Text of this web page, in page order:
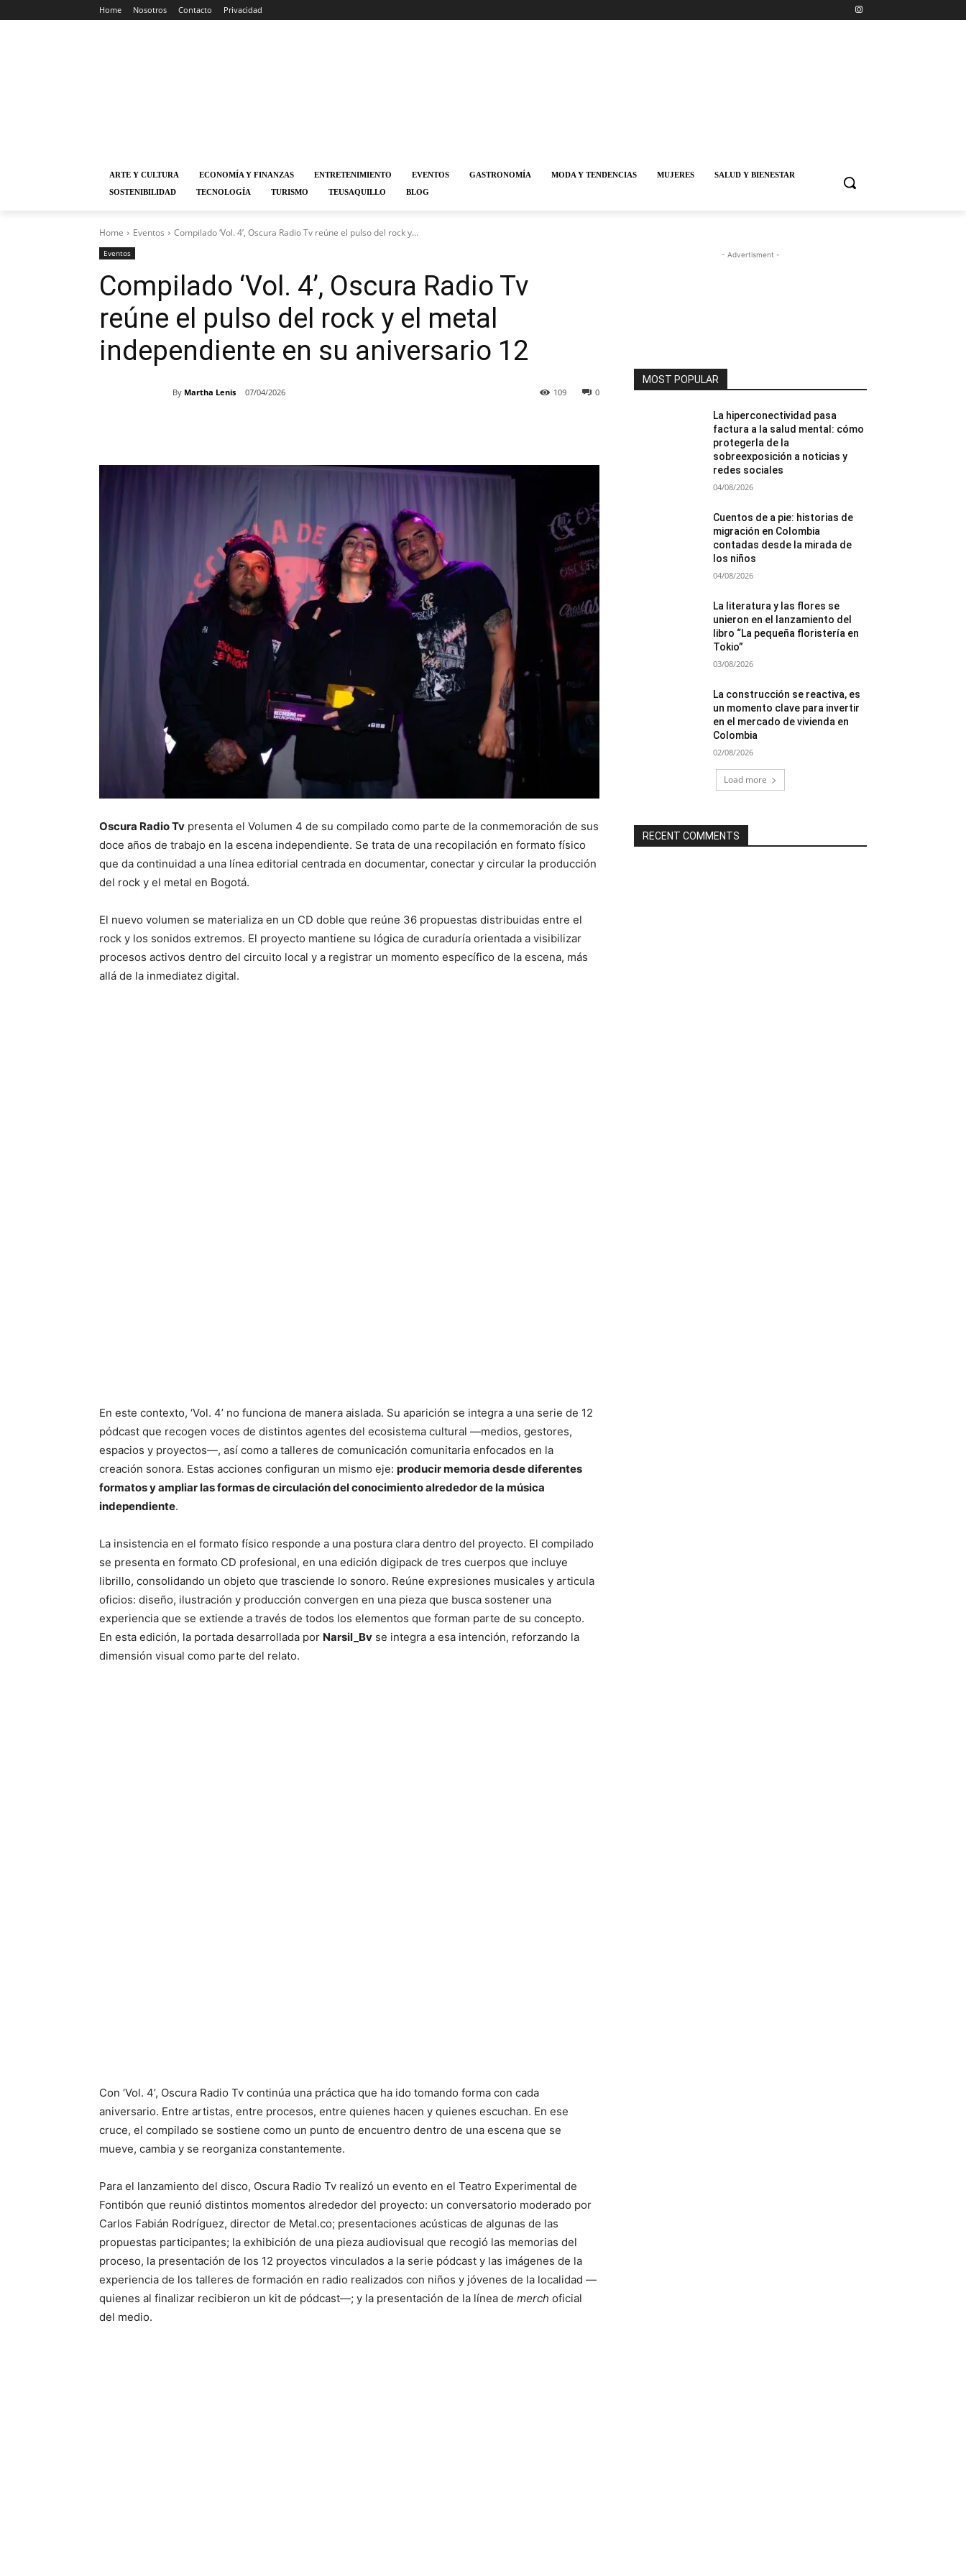
Home Nosotros Contacto Privacidad
ARTE Y CULTURA ECONOMÍA Y FINANZAS ENTRETENIMIENTO EVENTOS GASTRONOMÍA MODA Y TENDENCIAS MUJERES
SALUD Y BIENESTAR
SOSTENIBILIDAD
TECNOLOGÍA TURISMO TEUSAQUILLO BLOG
Home Eventos Compilado ‘Vol. 4’, Oscura Radio Tv reúne el pulso del rock y...
Eventos
Compilado ‘Vol. 4’, Oscura Radio Tv
reúne el pulso del rock y el metal
independiente en su aniversario 12
By Martha Lenis 07/04/2026 0
109
Oscura Radio Tv presenta el Volumen 4 de su compilado como parte de la conmemoración de sus
doce años de trabajo en la escena independiente. Se trata de una recopilación en formato físico
que da continuidad a una línea editorial centrada en documentar, conectar y circular la producción
del rock y el metal en Bogotá.
El nuevo volumen se materializa en un CD doble que reúne 36 propuestas distribuidas entre el
rock y los sonidos extremos. El proyecto mantiene su lógica de curaduría orientada a visibilizar
procesos activos dentro del circuito local y a registrar un momento específico de la escena, más
allá de la inmediatez digital.
En este contexto, ‘Vol. 4’ no funciona de manera aislada. Su aparición se integra a una serie de 12
pódcast que recogen voces de distintos agentes del ecosistema cultural —medios, gestores,
espacios y proyectos—, así como a talleres de comunicación comunitaria enfocados en la
creación sonora. Estas acciones configuran un mismo eje: producir memoria desde diferentes
formatos y ampliar las formas de circulación del conocimiento alrededor de la música
independiente.
La insistencia en el formato físico responde a una postura clara dentro del proyecto. El compilado
se presenta en formato CD profesional, en una edición digipack de tres cuerpos que incluye
librillo, consolidando un objeto que trasciende lo sonoro. Reúne expresiones musicales y articula
oficios: diseño, ilustración y producción convergen en una pieza que busca sostener una
experiencia que se extiende a través de todos los elementos que forman parte de su concepto.
En esta edición, la portada desarrollada por Narsil_Bv se integra a esa intención, reforzando la
dimensión visual como parte del relato.
Con ‘Vol. 4’, Oscura Radio Tv continúa una práctica que ha ido tomando forma con cada
aniversario. Entre artistas, entre procesos, entre quienes hacen y quienes escuchan. En ese
cruce, el compilado se sostiene como un punto de encuentro dentro de una escena que se
mueve, cambia y se reorganiza constantemente.
Para el lanzamiento del disco, Oscura Radio Tv realizó un evento en el Teatro Experimental de
Fontibón que reunió distintos momentos alrededor del proyecto: un conversatorio moderado por
Carlos Fabián Rodríguez, director de Metal.co; presentaciones acústicas de algunas de las
propuestas participantes; la exhibición de una pieza audiovisual que recogió las memorias del
proceso, la presentación de los 12 proyectos vinculados a la serie pódcast y las imágenes de la
experiencia de los talleres de formación en radio realizados con niños y jóvenes de la localidad —
quienes al finalizar recibieron un kit de pódcast—; y la presentación de la línea de merch oficial
del medio.
- Advertisment -
MOST POPULAR
La hiperconectividad pasa
factura a la salud mental: cómo
protegerla de la
sobreexposición a noticias y
redes sociales
04/08/2026
Cuentos de a pie: historias de
migración en Colombia
contadas desde la mirada de
los niños
04/08/2026
La literatura y las flores se
unieron en el lanzamiento del
libro “La pequeña floristería en
Tokio”
03/08/2026
La construcción se reactiva, es
un momento clave para invertir
en el mercado de vivienda en
Colombia
02/08/2026
Load more
RECENT COMMENTS